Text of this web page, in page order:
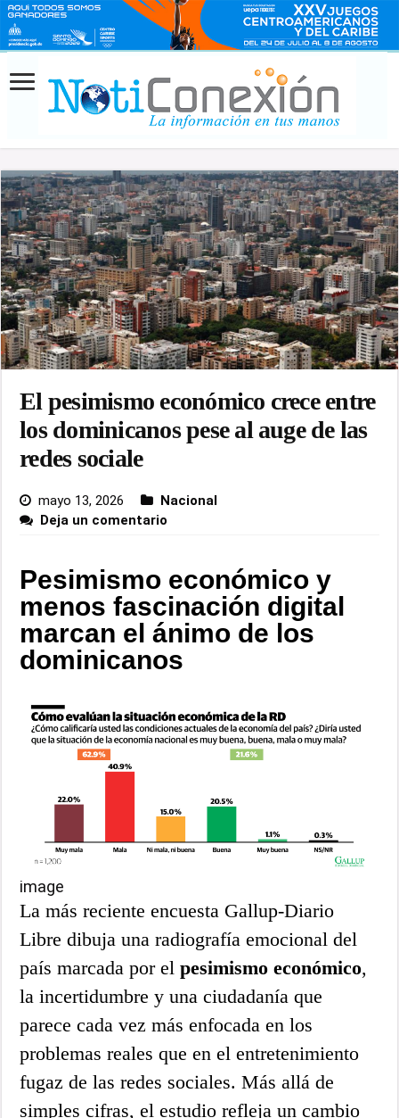
El pesimismo económico crece entre
los dominicanos pese al auge de las
redes sociale
mayo 13, 2026
Nacional
Deja un comentario
Pesimismo económico y
menos fascinación digital
marcan el ánimo de los
dominicanos
image
La más reciente encuesta Gallup-Diario
Libre dibuja una radiografía emocional del
país marcada por elpesimismo económico,
la incertidumbre y una ciudadanía que
parece cada vez más enfocada en los
problemas reales que en el entretenimiento
fugaz de las redes sociales. Más allá de
simples cifras, el estudio refleja un cambio